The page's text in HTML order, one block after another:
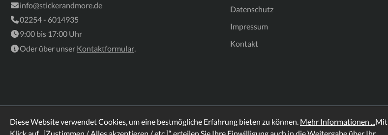
info@stickerandmore.de
02254 - 6014935
9:00 bis 17:00 Uhr
Oder über unser Kontaktformular.
Datenschutz
Impressum
Kontakt
Diese Website verwendet Cookies, um eine bestmögliche Erfahrung bieten zu können. Mehr Informationen ...Mit